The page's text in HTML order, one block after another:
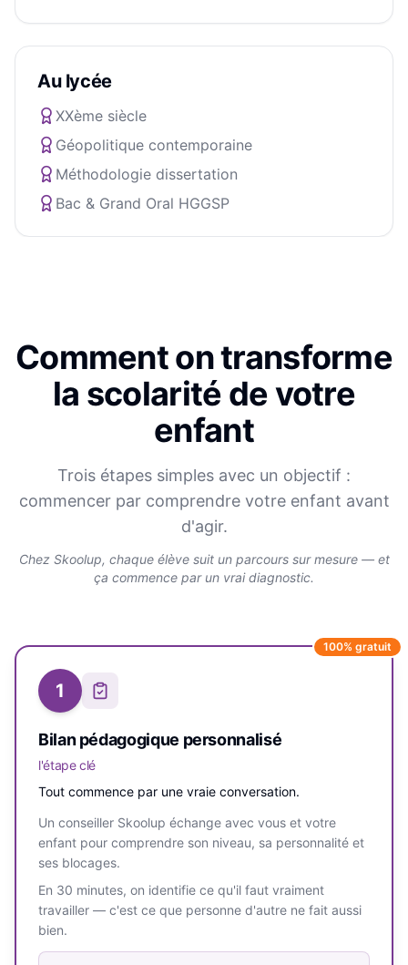
Au lycée
XXème siècle
Géopolitique contemporaine
Méthodologie dissertation
Bac & Grand Oral HGGSP
Comment on transforme
la scolarité de votre
enfant
Trois étapes simples avec un objectif :
commencer par comprendre votre enfant avant
d'agir.
Chez Skoolup, chaque élève suit un parcours sur mesure — et
ça commence par un vrai diagnostic.
100% gratuit
1
Bilan pédagogique personnalisé
l'étape clé
Tout commence par une vraie conversation.
Un conseiller Skoolup échange avec vous et votre
enfant pour comprendre son niveau, sa personnalité et
ses blocages.
En 30 minutes, on identifie ce qu'il faut vraiment
travailler — c'est ce que personne d'autre ne fait aussi
bien.